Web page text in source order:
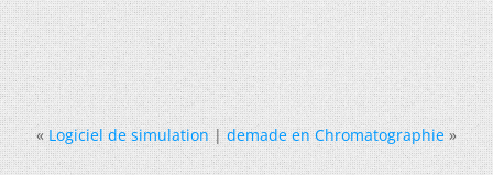
« Logiciel de simulation|demade en Chromatographie »